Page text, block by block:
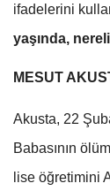
ifadelerini
yaşında, nereli
MESUT
Akusta, 22
Babasının
lise öğretimini